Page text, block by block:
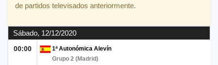
de partidos televisados anteriormente.
Sábado, 12/12/2020
00:00
1ª Autonómica Alevín
Grupo 2 (Madrid)